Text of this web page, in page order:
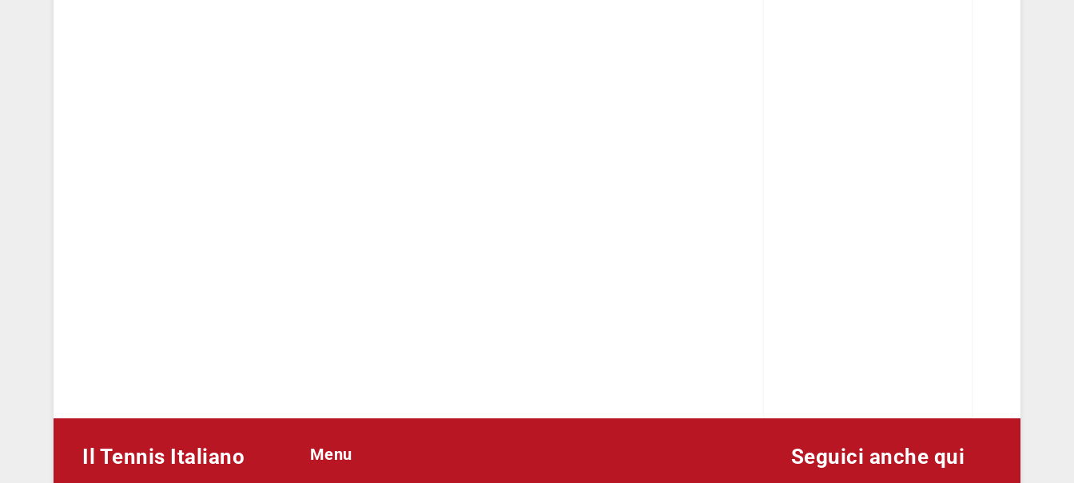
Il Tennis Italiano Menu Seguici anche qui